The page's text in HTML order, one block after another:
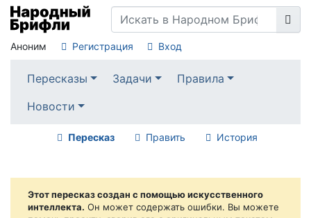
Аноним Регистрация Вход
Пересказы Задачи
Правила
Новости
Пересказ Править История
Этот пересказ создан с помощью искусственного
интеллекта. Он может содержать ошибки. Вы можете